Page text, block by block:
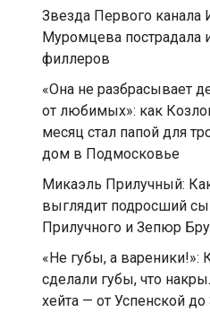
Звезда Первого канала
Муромцева пострадала
филлеров
«Она не разбрасывает
от любимых»: как
месяц стал папой для
дом в Подмосковье
Микаэль Прилучный:
выглядит подросший
Прилучного и Зепюр
«Не губы, а вареники!»:
сделали губы, что
хейта — от Успенской